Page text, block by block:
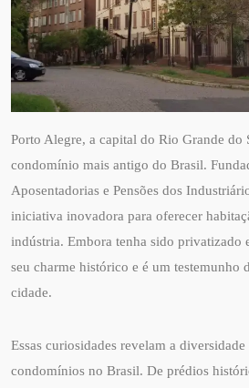
Porto Alegre, a capital do Rio Grande do
condomínio mais antigo do Brasil.
Aposentadorias e Pensões dos
iniciativa inovadora para oferecer
indústria. Embora tenha sido privatizado
seu charme histórico e é um testemunho
cidade.
Essas curiosidades revelam a
condomínios no Brasil. De prédios